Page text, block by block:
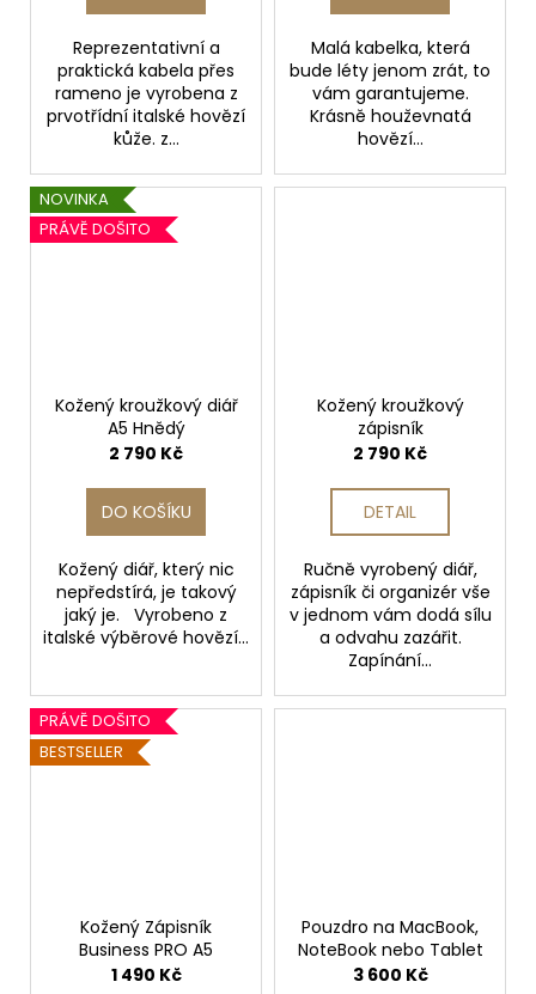
Reprezentativní a
praktická kabela přes
rameno je vyrobena z
prvotřídní italské hovězí
kůže. z...
Malá kabelka, která
bude léty jenom zrát, to
vám garantujeme.
Krásně houževnatá
hovězí...
NOVINKA
PRÁVĚ DOŠITO
Kožený kroužkový diář
A5 Hnědý
2 790 Kč
DO KOŠÍKU
Kožený diář, který nic
nepředstírá, je takový
jaký je. Vyrobeno z
italské výběrové hovězí...
Kožený kroužkový
zápisník
2 790 Kč
DETAIL
Ručně vyrobený diář,
zápisník či organizér vše
v jednom vám dodá sílu
a odvahu zazářit.
Zapínání...
PRÁVĚ DOŠITO
BESTSELLER
Kožený Zápisník
Business PRO A5
1 490 Kč
Pouzdro na MacBook,
NoteBook nebo Tablet
3 600 Kč